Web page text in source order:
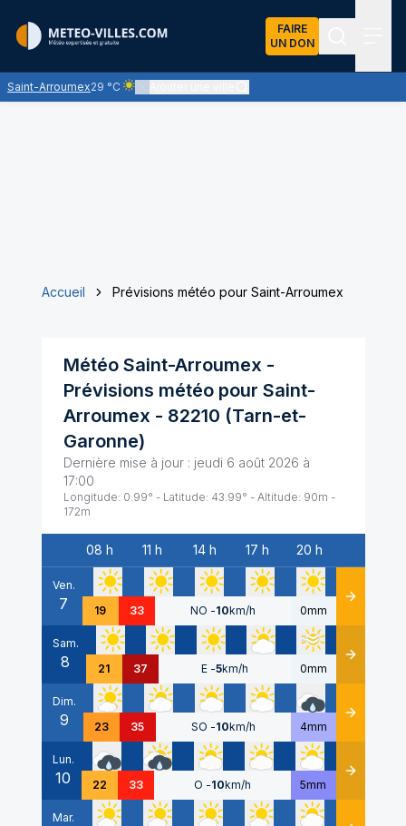
FAIRE
UN DON
Saint-Arroumex29 °C
Ciel clair - quasiment pas de nuages et un soleil
Accueil Prévisions météo pour Saint-Arroumex
Météo Saint-Arroumex -
Prévisions météo pour Saint-
Arroumex - 82210 (Tarn-et-
Garonne)
Dernière mise à jour : jeudi 6 août 2026 à
17:00
Longitude: 0.99° - Latitude: 43.99° - Altitude: 90m -
172m
Date
08 h 11 h 14 h 17 h 20 h
Ven.
7 19 33 NO -10km/h 0mm Détails
Sam.
8 21 37 E -5km/h 0mm Détails
Dim.
9 23 35 SO -10km/h 4mm Détails
Lun.
10 22 33 O -10km/h 5mm Détails
Mar.